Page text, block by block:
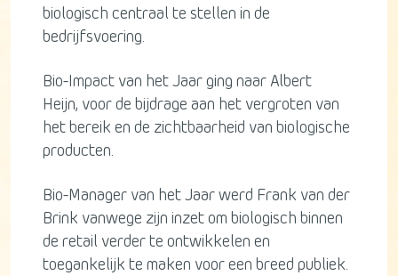
biologisch centraal te stellen in de
bedrijfsvoering.
Bio-Impact van het Jaar ging naar Albert
Heijn, voor de bijdrage aan het vergroten van
het bereik en de zichtbaarheid van biologische
producten.
Bio-Manager van het Jaar werd Frank van der
Brink vanwege zijn inzet om biologisch binnen
de retail verder te ontwikkelen en
toegankelijk te maken voor een breed publiek.